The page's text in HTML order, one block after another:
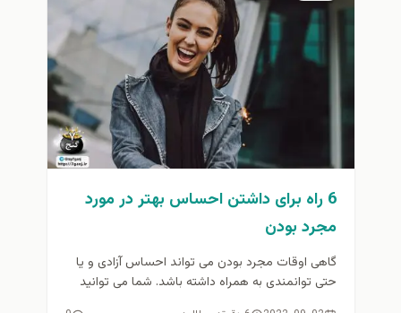
6 راه برای داشتن احساس بهتر در مورد
مجرد بودن
گاهی اوقات مجرد بودن می تواند احساس آزادی و یا
حتی توانمندی به همراه داشته باشد. شما می توانید